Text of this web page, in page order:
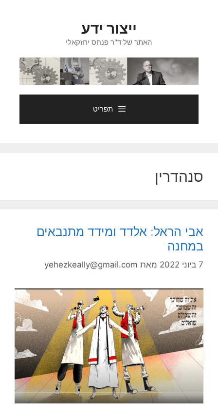
ייצור ידע
האתר של ד"ר פנחס יחזקאלי
תפריט
סנהדרין
אבי הראל: אלדד ומידד מתנבאים
במחנה
7 ביוני 2022 מאת yehezkeally@gmail.com